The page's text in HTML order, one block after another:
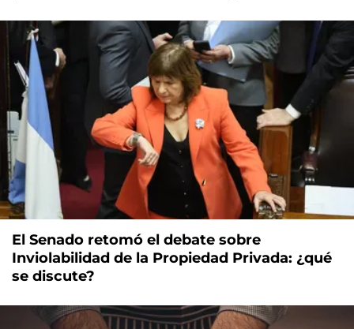
El Senado retomó el debate sobre
Inviolabilidad de la Propiedad Privada: ¿qué
se discute?